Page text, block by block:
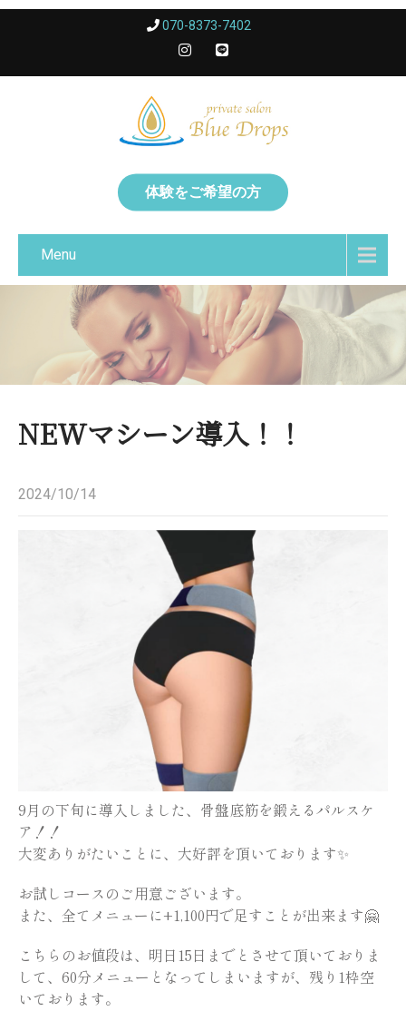
070-8373-7402
体験をご希望の方
Menu
NEWマシーン導入！！
2024/10/14
9月の下旬に導入しました、骨盤底筋を鍛えるパルスケ
ア！！
大変ありがたいことに、大好評を頂いております✨
お試しコースのご用意ございます。
また、全てメニューに+1,100円で足すことが出来ます🤗
こちらのお値段は、明日15日までとさせて頂いておりま
して、60分メニューとなってしまいますが、残り1枠空
いております。